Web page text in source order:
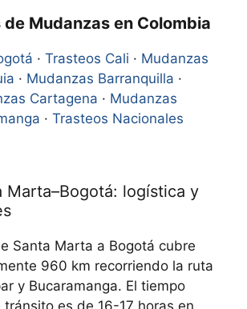
de Mudanzas en Colombia
· Trasteos Cali · Mudanzas
· Mudanzas Barranquilla ·
Cartagena · Mudanzas
· Trasteos Nacionales
Marta–Bogotá: logística y
Santa Marta a Bogotá cubre
960 km recorriendo la ruta
y Bucaramanga. El tiempo
es de 16-17 horas en